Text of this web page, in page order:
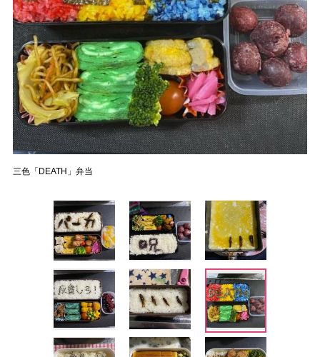
三色「DEATH」弁当